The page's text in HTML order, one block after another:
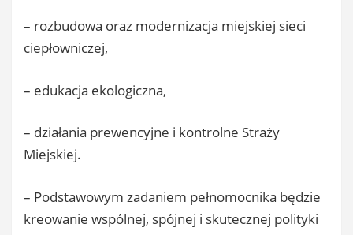
– rozbudowa oraz modernizacja miejskiej sieci
ciepłowniczej,
– edukacja ekologiczna,
– działania prewencyjne i kontrolne Straży
Miejskiej.
– Podstawowym zadaniem pełnomocnika będzie
kreowanie wspólnej, spójnej i skutecznej polityki